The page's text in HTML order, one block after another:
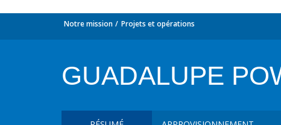
Notre mission Projets et opérations
GUADALUPE